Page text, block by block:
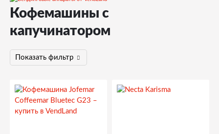
Кофемашины
Страница 2
Кофемашины с
капучинатором
Показать фильтр